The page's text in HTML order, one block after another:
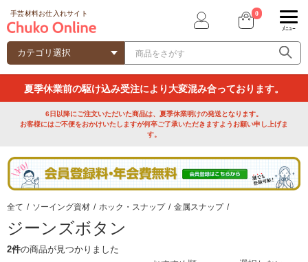
手芸材料お仕入れサイト 0
ﾒﾆｭｰ
夏季休業前の駆け込み受注により大変混み合っております。
6日以降にご注文いただいた商品は、夏季休業明けの発送となります。
お客様にはご不便をおかけいたしますが何卒ご了承いただきますようお願い申し上げま
す。
全て / ソーイング資材 / ホック・スナップ / 金属スナップ /
ジーンズボタン
2件の商品が見つかりました